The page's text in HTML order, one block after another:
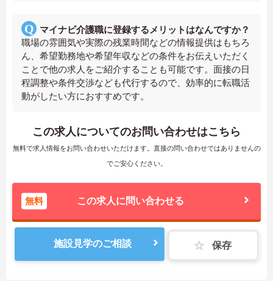
マイナビ介護職に登録するメリットはなんですか？
職場の雰囲気や実際の残業時間などの情報提供はもちろ
ん、希望勤務地や希望年収などの条件をお伝えいただく
ことで他の求人をご紹介することも可能です。面接の日
程調整や条件交渉なども代行するので、効率的に転職活
動がしたい方におすすめです。
この求人についてのお問い合わせはこちら
無料で求人情報をお問い合わせいただけます。直接の問い合わせではありませんの
でご安心ください。
無料 この求人に問い合わせる
施設見学のご相談 保存